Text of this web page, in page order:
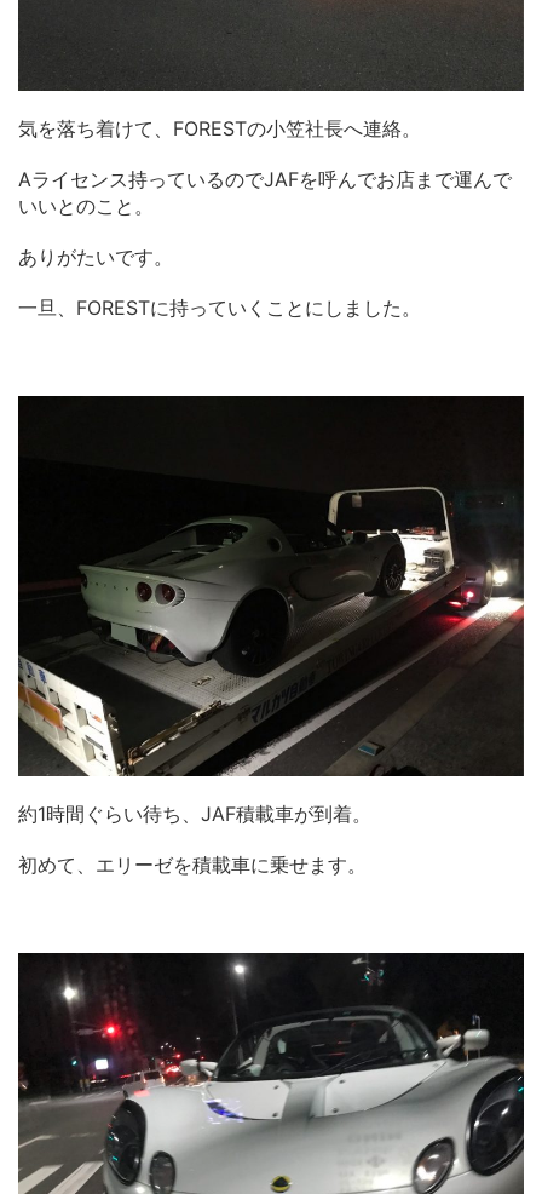
気を落ち着けて、FORESTの小笠社長へ連絡。
Aライセンス持っているのでJAFを呼んでお店まで運んで
いいとのこと。
ありがたいです。
一旦、FORESTに持っていくことにしました。
約1時間ぐらい待ち、JAF積載車が到着。
初めて、エリーゼを積載車に乗せます。